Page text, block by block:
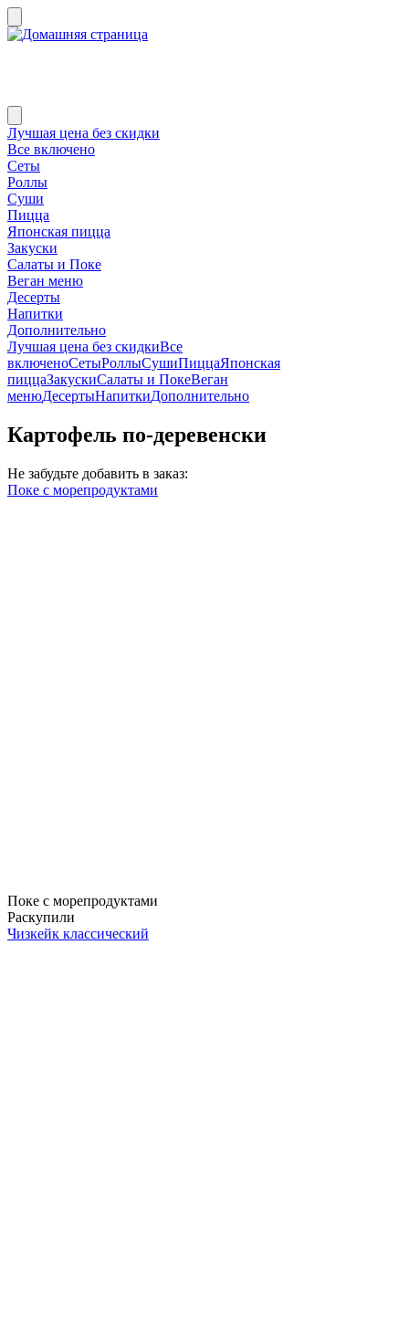
Лучшая цена без скидки
Все включено
Сеты
Роллы
Суши
Пицца
Японская пицца
Закуски
Салаты и Поке
Веган меню
Десерты
Напитки
Дополнительно
Лучшая цена без скидкиВсе
включеноСетыРоллыСушиПиццаЯпонская
пиццаЗакускиСалаты и ПокеВеган
менюДесертыНапиткиДополнительно
Картофель по-деревенски
Не забудьте добавить в заказ:
Поке с морепродуктами
Поке с морепродуктами
Раскупили
Чизкейк классический